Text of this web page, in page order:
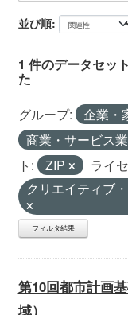
並び順
1 件のデータセッ
た
グループ:
企業・
商業・サービス業
ト:
ZIP
ライ
クリエイティブ
フィルタ結果
第10回都市計画
域）